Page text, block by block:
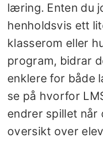
læring. Enten du
henholdsvis ett
klasserom eller
program, bidrar
enklere for både
se på hvorfor
endrer spillet når
oversikt over